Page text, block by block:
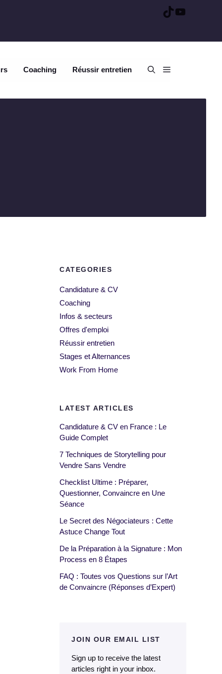
TikTokYouTube
Coaching Réussir entretien
CATEGORIES
Candidature & CV
Coaching
Infos & secteurs
Offres d'emploi
Réussir entretien
Stages et Alternances
Work From Home
LATEST ARTICLES
Candidature & CV en France : Le
Guide Complet
7 Techniques de Storytelling pour
Vendre Sans Vendre
Checklist Ultime : Préparer,
Questionner, Convaincre en Une
Séance
Le Secret des Négociateurs : Cette
Astuce Change Tout
De la Préparation à la Signature : Mon
Process en 8 Étapes
FAQ : Toutes vos Questions sur l’Art
de Convaincre (Réponses d’Expert)
JOIN OUR EMAIL LIST
Sign up to receive the latest
articles right in your inbox.